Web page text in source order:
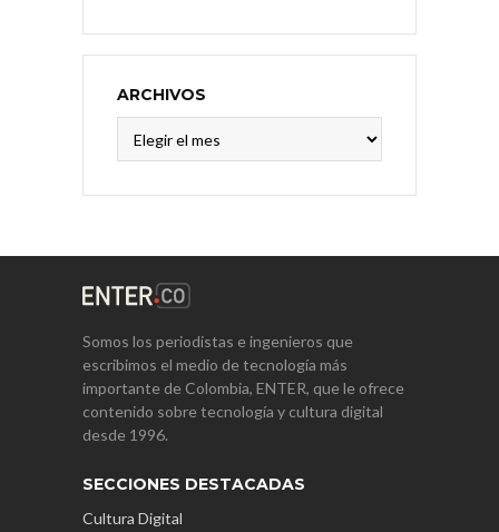
ARCHIVOS
Somos los periodistas e ingenieros que
escribimos el medio de tecnología más
importante de Colombia, ENTER, que le ofrece
contenido sobre tecnología y cultura digital
desde 1996.
SECCIONES DESTACADAS
Cultura Digital